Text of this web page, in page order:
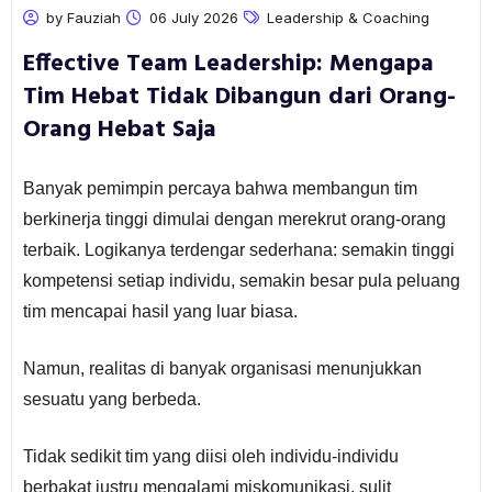
by Fauziah 06 July 2026 Leadership & Coaching
Effective Team Leadership: Mengapa
Tim Hebat Tidak Dibangun dari Orang-
Orang Hebat Saja
Banyak pemimpin percaya bahwa membangun tim
berkinerja tinggi dimulai dengan merekrut orang-orang
terbaik. Logikanya terdengar sederhana: semakin tinggi
kompetensi setiap individu, semakin besar pula peluang
tim mencapai hasil yang luar biasa.
Namun, realitas di banyak organisasi menunjukkan
sesuatu yang berbeda.
Tidak sedikit tim yang diisi oleh individu-individu
berbakat justru mengalami miskomunikasi, sulit